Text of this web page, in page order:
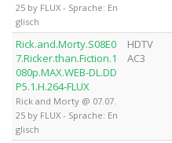
25 by FLUX - Sprache: En
glisch
Rick.and.Morty.S08E0
7.Ricker.than.Fiction.1
080p.MAX.WEB-DL.DD
P5.1.H.264-FLUX
Rick and Morty @ 07.07.
25 by FLUX - Sprache: En
glisch
HDTV
AC3